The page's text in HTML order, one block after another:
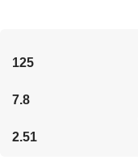
125
7.8
2.51